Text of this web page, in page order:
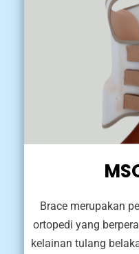
Brace merupakan
ortopedi yang
kelainan tulang